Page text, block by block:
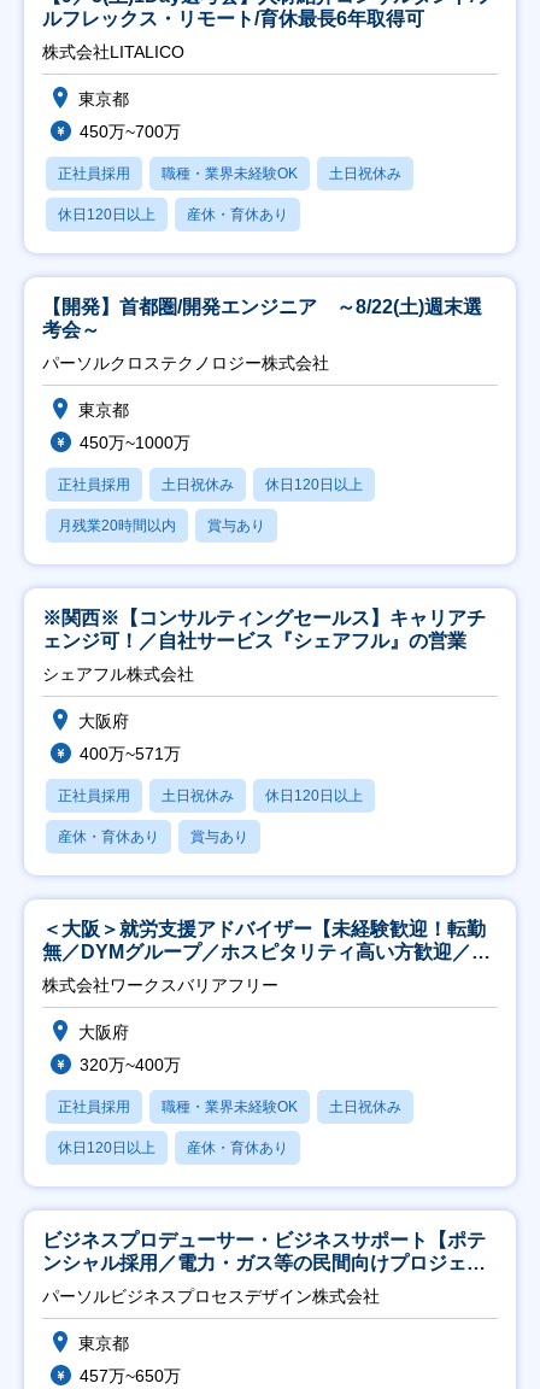
ルフレックス・リモート/育休最長6年取得可
株式会社LITALICO
東京都
450万~700万
正社員採用 職種・業界未経験OK 土日祝休み
休日120日以上 産休・育休あり
【開発】首都圏/開発エンジニア ～8/22(土)週末選
考会～
パーソルクロステクノロジー株式会社
東京都
450万~1000万
正社員採用 土日祝休み 休日120日以上
月残業20時間以内 賞与あり
※関西※【コンサルティングセールス】キャリアチ
ェンジ可！／自社サービス『シェアフル』の営業
シェアフル株式会社
大阪府
400万~571万
正社員採用 土日祝休み 休日120日以上
産休・育休あり 賞与あり
＜大阪＞就労支援アドバイザー【未経験歓迎！転勤
無／DYMグループ／ホスピタリティ高い方歓迎／土
日祝】
株式会社ワークスバリアフリー
大阪府
320万~400万
正社員採用 職種・業界未経験OK 土日祝休み
休日120日以上 産休・育休あり
ビジネスプロデューサー・ビジネスサポート【ポテ
ンシャル採用／電力・ガス等の民間向けプロジェク
ト推進】
パーソルビジネスプロセスデザイン株式会社
東京都
457万~650万